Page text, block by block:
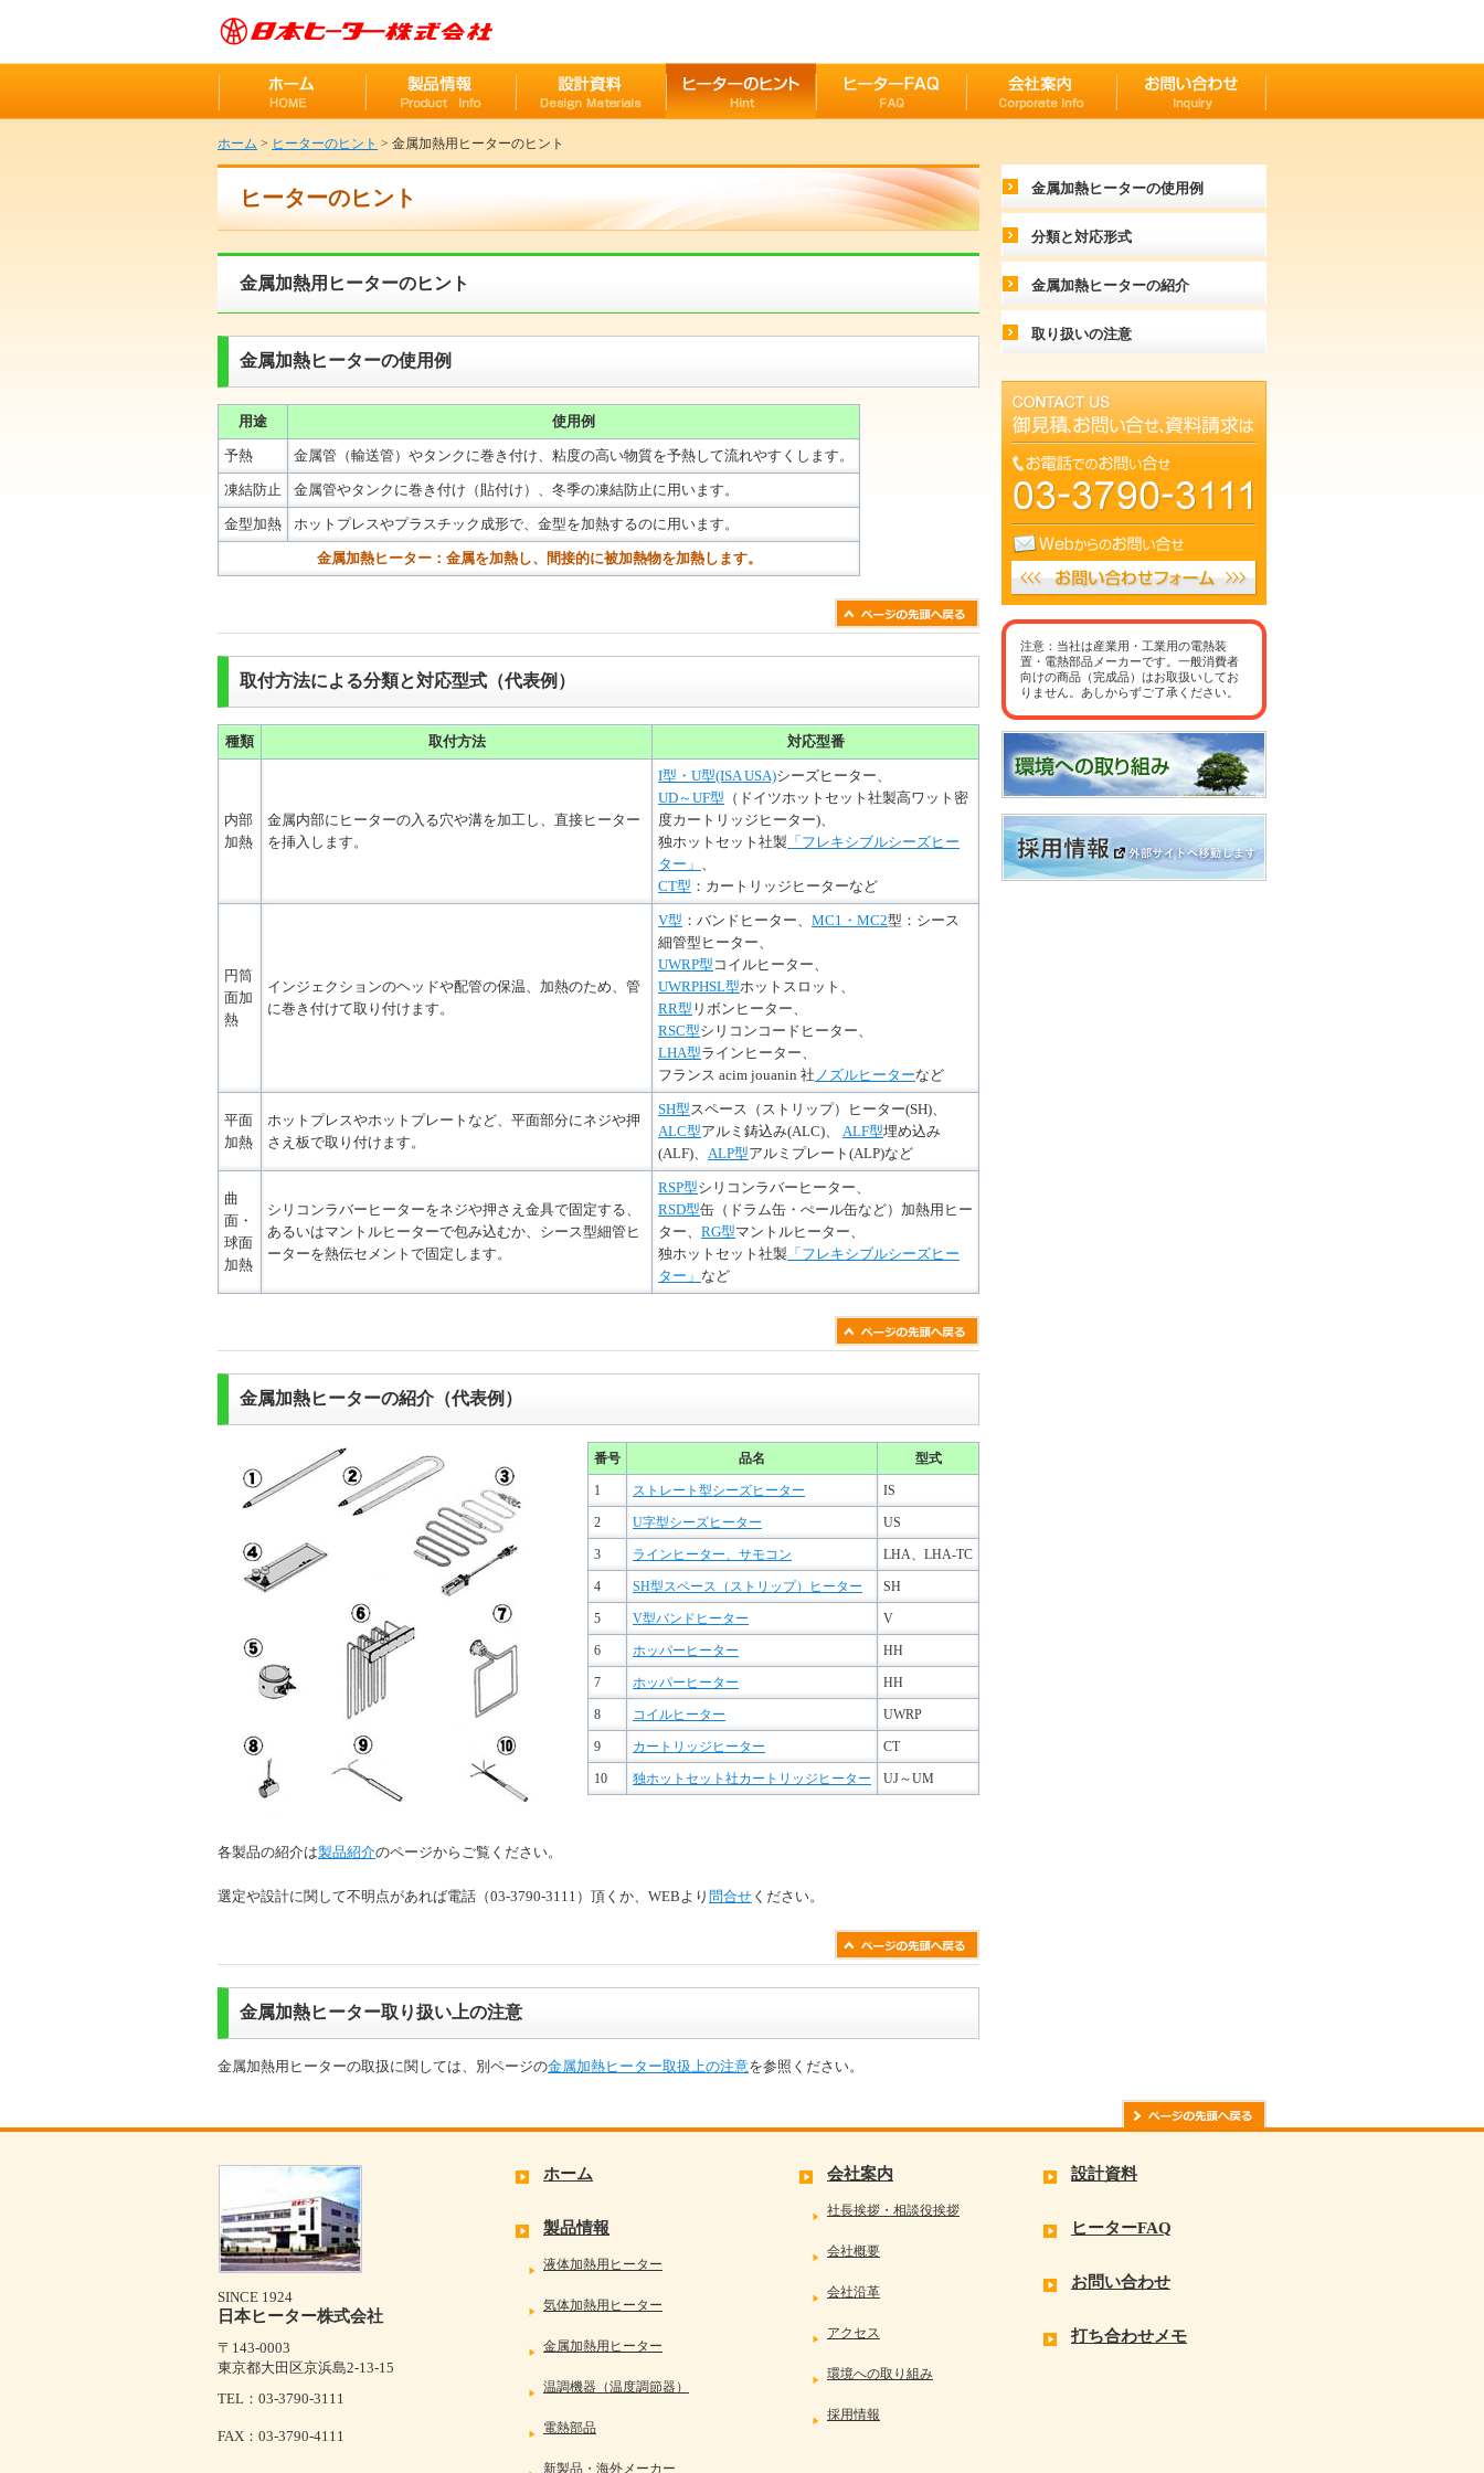
ホーム > ヒーターのヒント > 金属加熱用ヒーターのヒント
ヒーターのヒント
金属加熱用ヒーターのヒント
金属加熱ヒーターの使用例
用途 使用例
予熱 金属管（輸送管）やタンクに巻き付け、粘度の高い物質を予熱して流れやすくします。
凍結防止 金属管やタンクに巻き付け（貼付け）、冬季の凍結防止に用います。
金型加熱 ホットプレスやプラスチック成形で、金型を加熱するのに用います。
金属加熱ヒーター：金属を加熱し、間接的に被加熱物を加熱します。
取付方法による分類と対応型式（代表例）
種類 取付方法 対応型番
内部
加熱
金属内部にヒーターの入る穴や溝を加工し、直接ヒーター
を挿入します。
I型・U型(ISA USA)シーズヒーター、
UD～UF型 （ドイツホットセット社製高ワット密
度カートリッジヒーター)、
独ホットセット社製 「フレキシブルシーズヒー
ター」 、
CT型 ：カートリッジヒーターなど
円筒
面加
熱
インジェクションのヘッドや配管の保温、加熱のため、管
に巻き付けて取り付けます。
V型 ：バンドヒーター、 MC1・MC2型：シース
細管型ヒーター、
UWRP型 コイルヒーター、
UWRPHSL型ホットスロット、
RR型 リボンヒーター、
RSC型シリコンコードヒーター、
LHA型ラインヒーター、
フランス acim jouanin 社 ノズルヒーターなど
平面
加熱
ホットプレスやホットプレートなど、平面部分にネジや押
さえ板で取り付けます。
SH型スペース（ストリップ）ヒーター(SH)、
ALC型アルミ鋳込み(ALC)、 ALF型埋め込み
(ALF)、 ALP型アルミプレート(ALP)など
曲
面・
球面
加熱
シリコンラバーヒーターをネジや押さえ金具で固定する、
あるいはマントルヒーターで包み込むか、シース型細管ヒ
ーターを熱伝セメントで固定します。
RSP型シリコンラバーヒーター、
RSD型缶（ドラム缶・ぺール缶など）加熱用ヒー
ター、 RG型マントルヒーター、
独ホットセット社製 「フレキシブルシーズヒー
ター」 など
金属加熱ヒーターの紹介（代表例）
番号 品名 型式
1 ストレート型シーズヒーター IS
2 U字型シーズヒーター US
3 ラインヒーター、サモコン LHA、LHA-TC
4 SH型スペース（ストリップ）ヒーター SH
5 V型バンドヒーター V
6 ホッパーヒーター HH
7 ホッパーヒーター HH
8 コイルヒーター UWRP
9 カートリッジヒーター CT
10 独ホットセット社カートリッジヒーター UJ～UM
各製品の紹介は製品紹介のページからご覧ください。
選定や設計に関して不明点があれば電話（03-3790-3111）頂くか、WEBより 問合せ ください。
金属加熱ヒーター取り扱い上の注意
金属加熱用ヒーターの取扱に関しては、別ページの金属加熱ヒーター取扱上の注意を参照ください。
金属加熱ヒーターの使用例
分類と対応形式
金属加熱ヒーターの紹介
取り扱いの注意
注意：当社は産業用・工業用の電熱装
置・電熱部品メーカーです。一般消費者
向けの商品（完成品）はお取扱いしてお
りません。あしからずご了承ください。
SINCE 1924
日本ヒーター株式会社
〒143-0003
東京都大田区京浜島2-13-15
TEL：03-3790-3111
FAX：03-3790-4111
ホーム
製品情報
液体加熱用ヒーター
気体加熱用ヒーター
金属加熱用ヒーター
温調機器（温度調節器）
電熱部品
新製品・海外メーカー
会社案内
社長挨拶・相談役挨拶
会社概要
会社沿革
アクセス
環境への取り組み
採用情報
設計資料
ヒーターFAQ
お問い合わせ
打ち合わせメモ